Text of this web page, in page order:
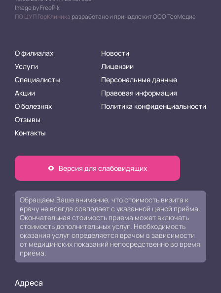
Image by FreePik
ПО ЦУП ГорКлиника разработано и принадлежит ООО ТеоМедиа
О филиалах
Услуги
Специалисты
Акции
О болезнях
Отзывы
Контакты
Новости
Лицензии
Персональные данные
Правовая информация
Политика конфиденциальности
Версия для слабовидящих
Обращаем Ваше внимание, что стоимость визита к
врачу не всегда совпадает с указанной ценой приёма.
Окончательная стоимость приема может включать
стоимость дополнительных услуг. Необходимость
оказания услуг определяется врачом в зависимости
от медицинских показаний непосредственно во время
приёма.
Адреса